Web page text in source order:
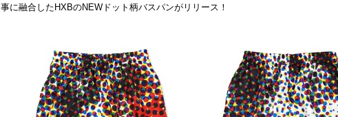
事に融合したHXBのNEWドット柄バスパンがリリース！